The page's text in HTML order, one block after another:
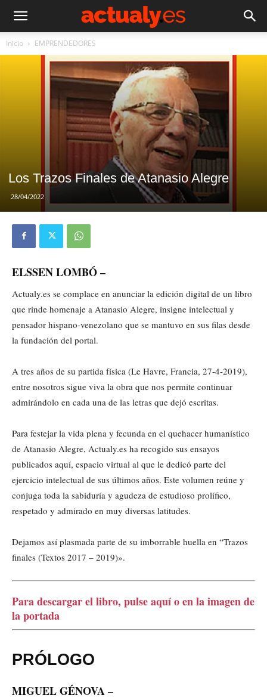
Inicio EMPRENDEDORES
Los Trazos Finales de Atanasio Alegre
28/04/2022
ELSSEN LOMBÓ –
Actualy.es se complace en anunciar la edición digital de un libro
que rinde homenaje a Atanasio Alegre, insigne intelectual y
pensador hispano-venezolano que se mantuvo en sus filas desde
la fundación del portal.
A tres años de su partida física (Le Havre, Francia, 27-4-2019),
entre nosotros sigue viva la obra que nos permite continuar
admirándolo en cada una de las letras que dejó escritas.
Para festejar la vida plena y fecunda en el quehacer humanístico
de Atanasio Alegre, Actualy.es ha recogido sus ensayos
publicados aquí, espacio virtual al que le dedicó parte del
ejercicio intelectual de sus últimos años. Este volumen reúne y
conjuga toda la sabiduría y agudeza de estudioso prolífico,
respetado y admirado en muy diversas latitudes.
Dejamos así plasmada parte de su imborrable huella en “Trazos
finales (Textos 2017 – 2019)».
Para descargar el libro, pulse aquí o en la imagen de
la portada
PRÓLOGO
MIGUEL GÉNOVA –